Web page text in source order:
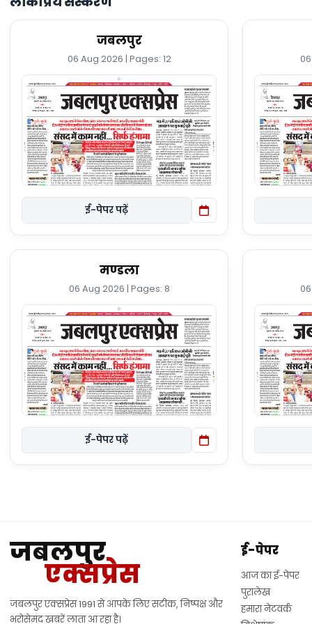
जबलपुर
06 Aug 2026 | Pages: 12
ई-पेपर पढ़ें
मण्डला
06 Aug 2026 | Pages: 8
ई-पेपर पढ़ें
जबलपुर
एक्सप्रेस
जबलपुर एक्सप्रेस 1991 से आपके लिए सटीक, निष्पक्ष और
भरोसेमंद खबरें लाता आ रहा है।
ई-पेपर
आज का ई-पेपर
पुरालेख
हमारा नेटवर्क